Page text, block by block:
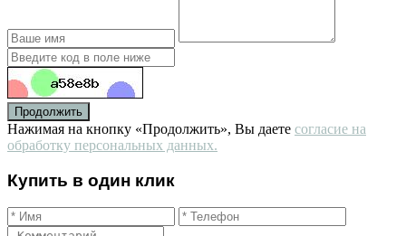
Продолжить
Нажимая на кнопку «Продолжить», Вы даете согласие на
обработку персональных данных.
Купить в один клик